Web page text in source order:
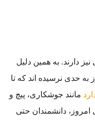
نیز دارند. به همین دلیل
حدی نرسیده اند که تا
مانند جوشکاری، پیچ و
امروز، دانشمندان حتی